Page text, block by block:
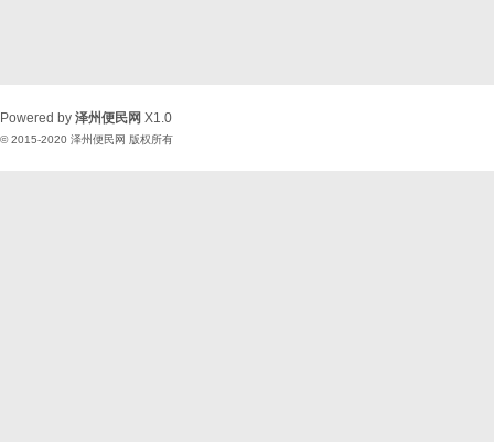
Powered by 泽州便民网 X1.0
© 2015-2020 泽州便民网 版权所有